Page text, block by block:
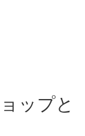
ップと